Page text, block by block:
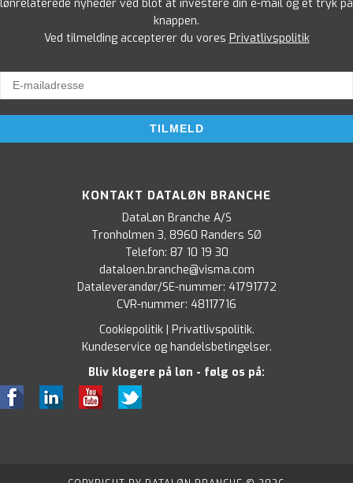
lønrelaterede nyheder ved blot at investere din e-mail og et tryk på
knappen.
Ved tilmelding accepterer du vores Privatlivspolitik
KONTAKT DATALØN BRANCHE
DataLøn Branche A/S
Tronholmen 3, 8960 Randers SØ
Telefon: 87 10 19 30
dataloen.branche@visma.com
Dataleverandør/SE-nummer: 41791772
CVR-nummer: 48117716
Cookiepolitik| Privatlivspolitik.
Kundeservice og handelsbetingelser.
Bliv klogere på løn - følg os på: